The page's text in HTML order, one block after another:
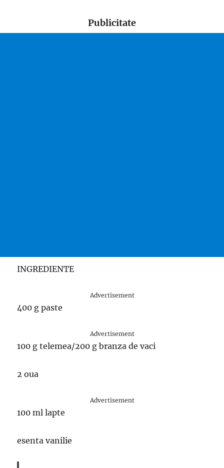
Publicitate
INGREDIENTE
Advertisement
400 g paste
Advertisement
100 g telemea/200 g branza de vaci
2 oua
Advertisement
100 ml lapte
esenta vanilie